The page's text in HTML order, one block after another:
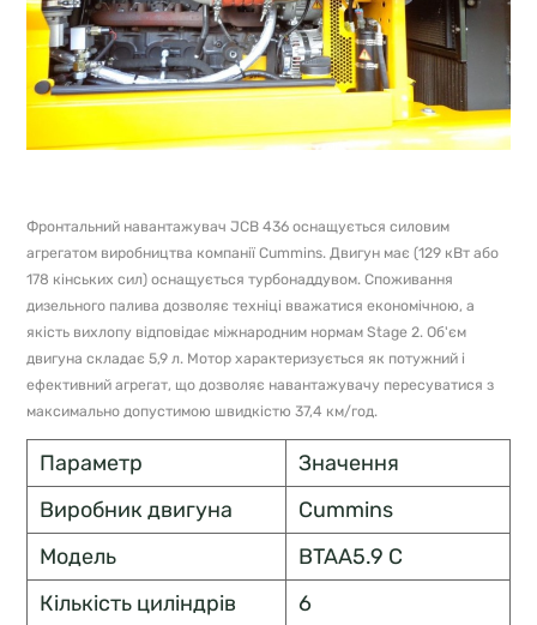
Фронтальний навантажувач JCB 436 оснащується силовим
агрегатом виробництва компанії Cummins. Двигун має (129 кВт або
178 кінських сил) оснащується турбонаддувом. Споживання
дизельного палива дозволяє техніці вважатися економічною, а
якість вихлопу відповідає міжнародним нормам Stage 2. Об'єм
двигуна складає 5,9 л. Мотор характеризується як потужний і
ефективний агрегат, що дозволяє навантажувачу пересуватися з
максимально допустимою швидкістю 37,4 км/год.
Параметр
Значення
Виробник двигуна
Cummins
Модель
BTAA5.9 C
Кількість циліндрів
6